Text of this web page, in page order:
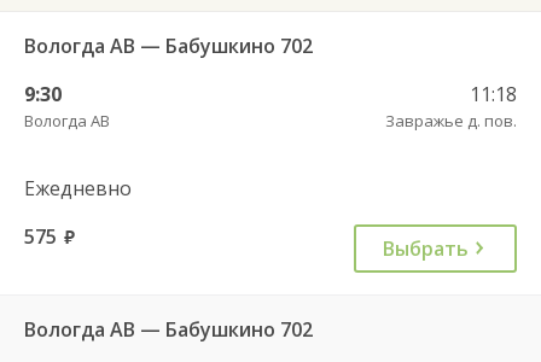
Вологда АВ — Бабушкино 702
9:30
Вологда АВ
11:18
Завражье д. пов.
Ежедневно
575 руб. Выбрать
Вологда АВ — Бабушкино 702